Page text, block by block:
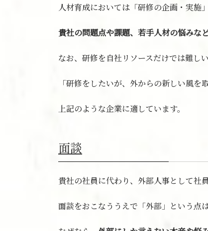
人材育成においては「研修の企画・実施
貴社の問題点や課題、若手人材の悩みな
なお、研修を自社リソースだけでは難し
「研修をしたいが、外からの新しい風を
上記のような企業に適しています。
面談
貴社の社員に代わり、外部人事として社
面談をおこなううえで「外部」という点